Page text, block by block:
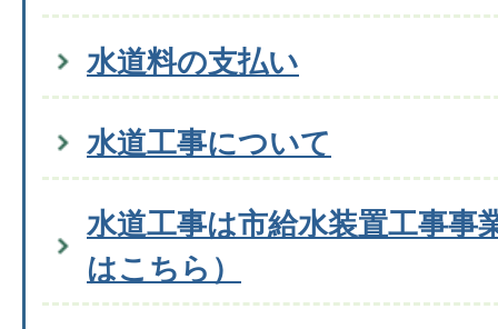
水道料の支払い
水道工事について
水道工事は市給水装置工事事
はこちら）